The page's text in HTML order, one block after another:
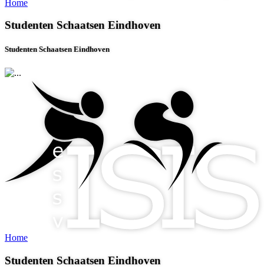
Home
Studenten Schaatsen Eindhoven
Studenten Schaatsen Eindhoven
Home
Studenten Schaatsen Eindhoven